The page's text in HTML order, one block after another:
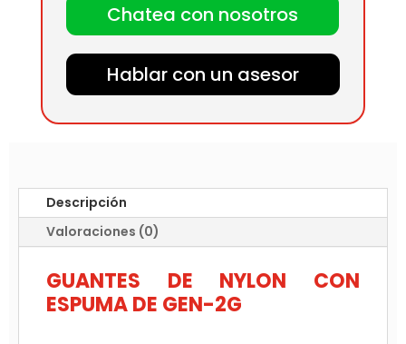
Chatea con nosotros
Hablar con un asesor
Descripción
Valoraciones (0)
GUANTES DE NYLON CON
ESPUMA DE GEN-2G